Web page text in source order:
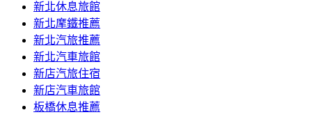
新北休息旅館
新北摩鐵推薦
新北汽旅推薦
新北汽車旅館
新店汽旅住宿
新店汽車旅館
板橋休息推薦